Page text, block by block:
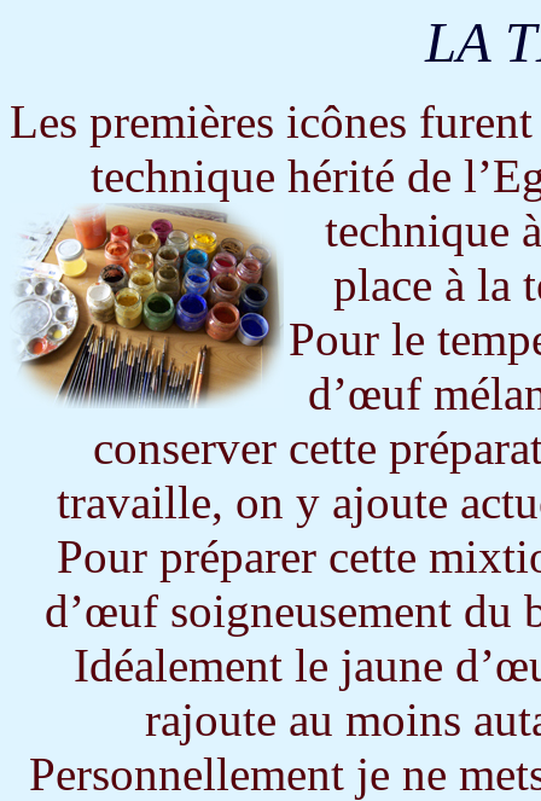
LA
Les premières icônes
technique hérité de
technique
place à la
Pour le
d’œuf
conserver cette
travaille, on y ajoute
Pour préparer cette
d’œuf soigneusement du
Idéalement le jaune
rajoute au moins
Personnellement je ne